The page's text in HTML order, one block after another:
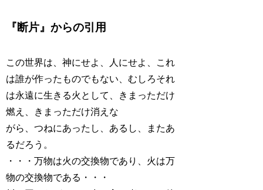
『断片』からの引用
この世界は、神にせよ、人にせよ、これ
は誰が作ったものでもない、むしろそれ
は永遠に生きる火として、きまっただけ
燃え、きまっただけ消えな
がら、つねにあったし、あるし、またあ
るだろう。
・・・万物は火の交換物であり、火は万
物の交換物である・・・